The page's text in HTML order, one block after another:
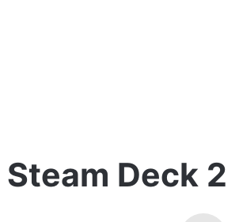
Steam Deck 2